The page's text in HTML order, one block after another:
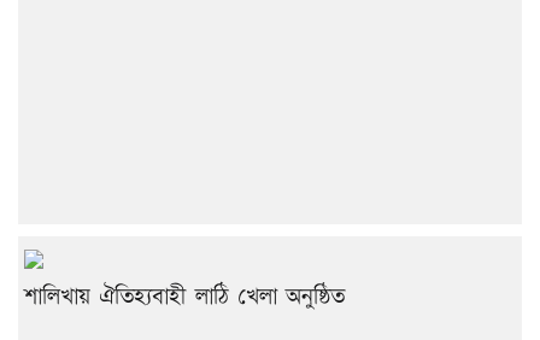
শালিখায় ঐতিহ্যবাহী লাঠি খেলা অনুষ্ঠিত